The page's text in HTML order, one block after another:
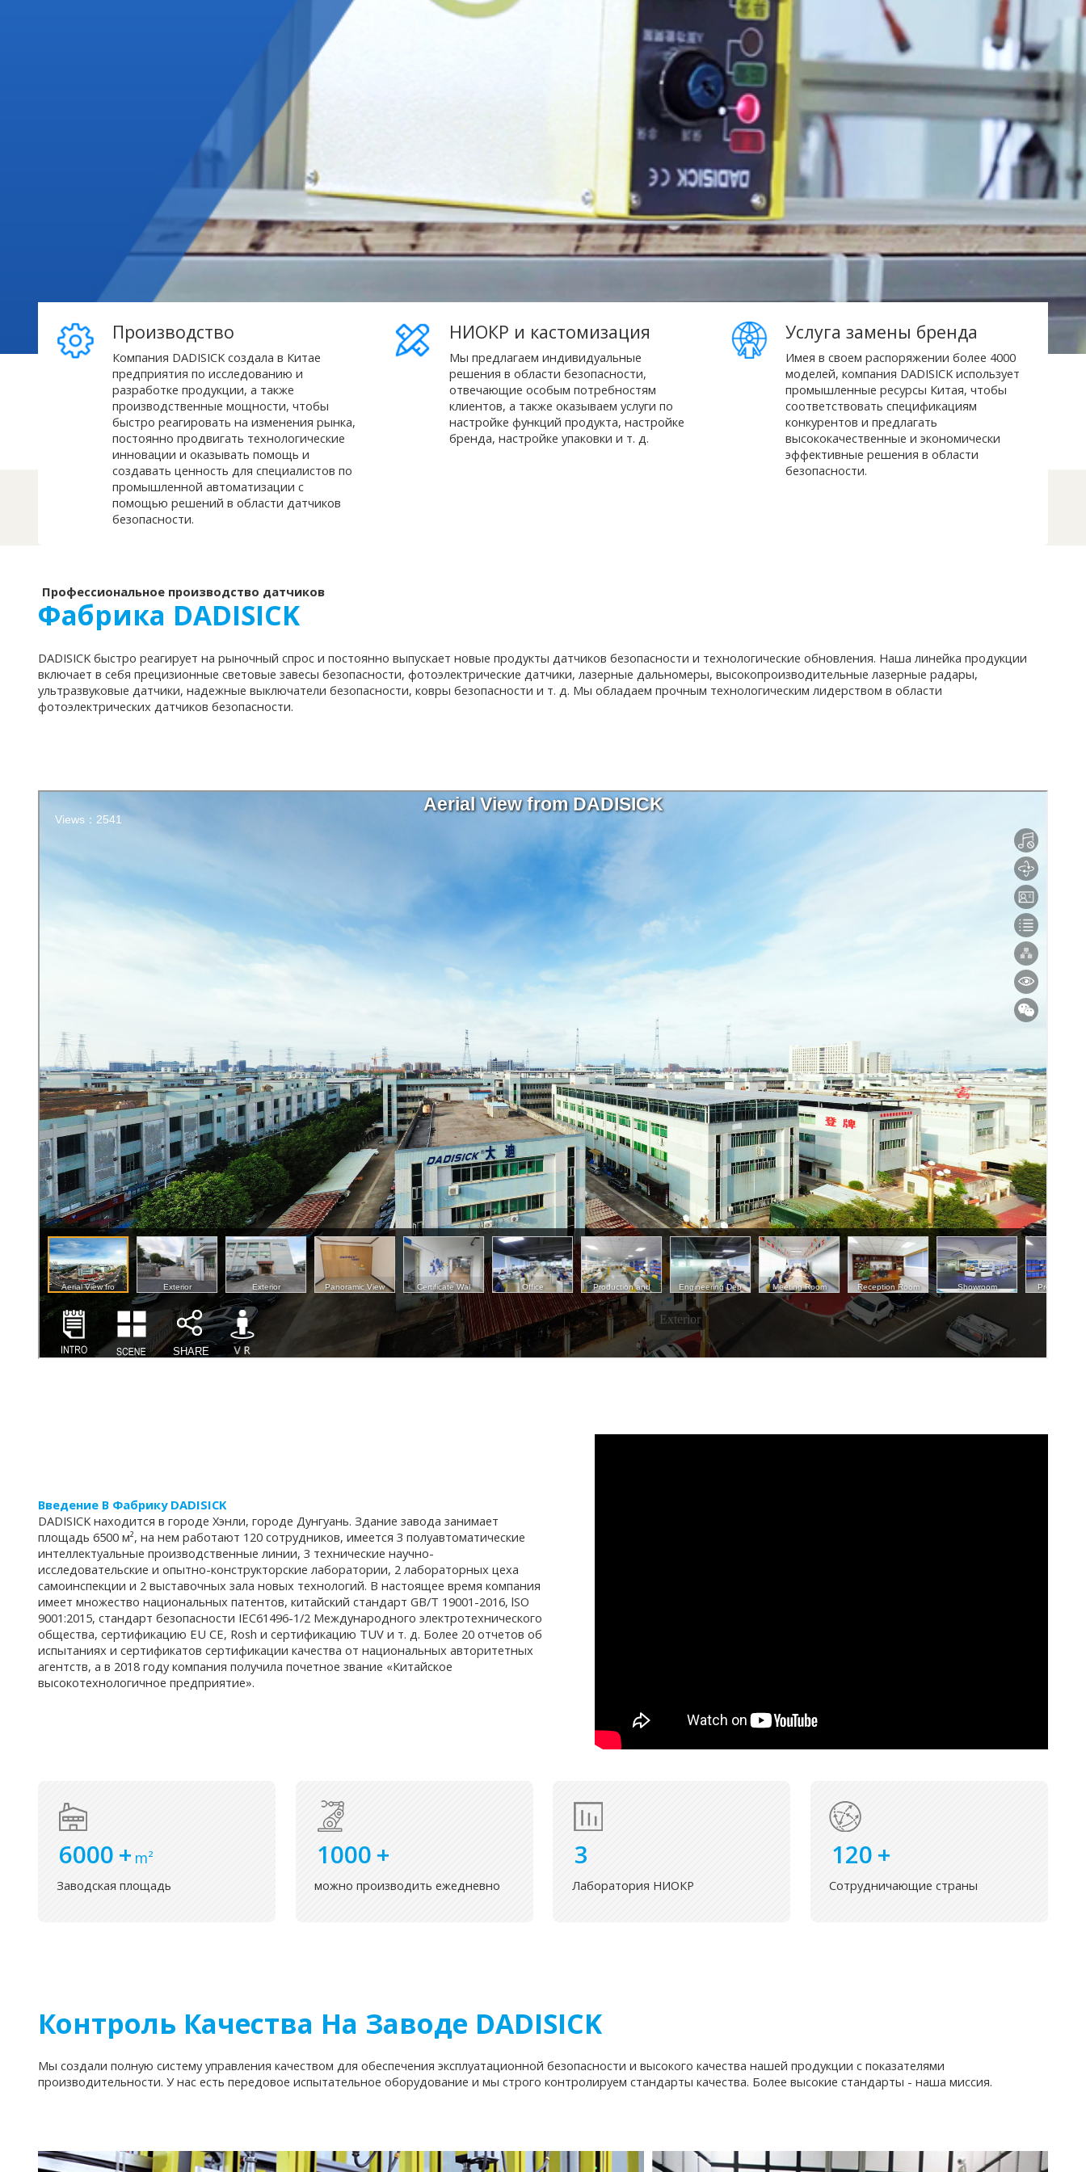
Производство
Компания DADISICK создала в Китае
предприятия по исследованию и
разработке продукции, а также
производственные мощности, чтобы
быстро реагировать на изменения рынка,
постоянно продвигать технологические
инновации и оказывать помощь и
создавать ценность для специалистов по
промышленной автоматизации с
помощью решений в области датчиков
безопасности.
НИОКР и кастомизация
Мы предлагаем индивидуальные
решения в области безопасности,
отвечающие особым потребностям
клиентов, а также оказываем услуги по
настройке функций продукта, настройке
бренда, настройке упаковки и т. д.
Услуга замены бренда
Имея в своем распоряжении более 4000
моделей, компания DADISICK использует
промышленные ресурсы Китая, чтобы
соответствовать спецификациям
конкурентов и предлагать
высококачественные и экономически
эффективные решения в области
безопасности.
Профессиональное производство датчиков
Фабрика DADISICK
DADISICK быстро реагирует на рыночный спрос и постоянно выпускает новые продукты датчиков безопасности и технологические обновления. Наша линейка продукции
включает в себя прецизионные световые завесы безопасности, фотоэлектрические датчики, лазерные дальномеры, высокопроизводительные лазерные радары,
ультразвуковые датчики, надежные выключатели безопасности, ковры безопасности и т. д. Мы обладаем прочным технологическим лидерством в области
фотоэлектрических датчиков безопасности.
Введение В Фабрику DADISICK
DADISICK находится в городе Хэнли, городе Дунгуань. Здание завода занимает
площадь 6500 м², на нем работают 120 сотрудников, имеется 3 полуавтоматические
интеллектуальные производственные линии, 3 технические научно-
исследовательские и опытно-конструкторские лаборатории, 2 лабораторных цеха
самоинспекции и 2 выставочных зала новых технологий. В настоящее время компания
имеет множество национальных патентов, китайский стандарт GB/T 19001-2016, lSO
9001:2015, стандарт безопасности IEC61496-1/2 Международного электротехнического
общества, сертификацию EU CE, Rosh и сертификацию TUV и т. д. Более 20 отчетов об
испытаниях и сертификатов сертификации качества от национальных авторитетных
агентств, а в 2018 году компания получила почетное звание «Китайское
высокотехнологичное предприятие».
6000 + m²
Заводская площадь
1000 +
можно производить ежедневно
3
Лаборатория НИОКР
120 +
Сотрудничающие страны
Контроль Качества На Заводе DADISICK
Мы создали полную систему управления качеством для обеспечения эксплуатационной безопасности и высокого качества нашей продукции с показателями
производительности. У нас есть передовое испытательное оборудование и мы строго контролируем стандарты качества. Более высокие стандарты - наша миссия.